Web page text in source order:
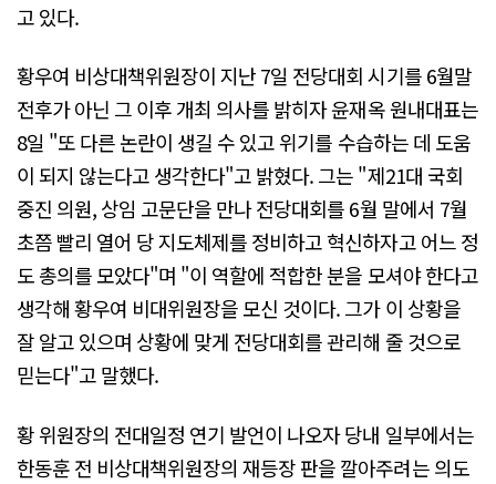
고 있다.
황우여 비상대책위원장이 지난 7일 전당대회 시기를 6월말
전후가 아닌 그 이후 개최 의사를 밝히자 윤재옥 원내대표는
8일 "또 다른 논란이 생길 수 있고 위기를 수습하는 데 도움
이 되지 않는다고 생각한다"고 밝혔다. 그는 "제21대 국회
중진 의원, 상임 고문단을 만나 전당대회를 6월 말에서 7월
초쯤 빨리 열어 당 지도체제를 정비하고 혁신하자고 어느 정
도 총의를 모았다"며 "이 역할에 적합한 분을 모셔야 한다고
생각해 황우여 비대위원장을 모신 것이다. 그가 이 상황을
잘 알고 있으며 상황에 맞게 전당대회를 관리해 줄 것으로
믿는다"고 말했다.
황 위원장의 전대일정 연기 발언이 나오자 당내 일부에서는
한동훈 전 비상대책위원장의 재등장 판을 깔아주려는 의도